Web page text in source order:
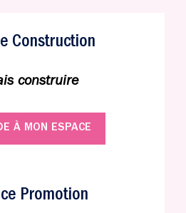
Construction
construire
À MON ESPACE
Promotion